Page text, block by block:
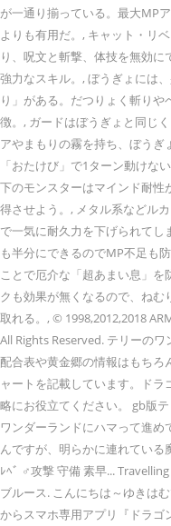
が一通り揃っている。最大MP
よりも有用だ。, キャット・リ
り、呪文と斬撃、体技を無効
強力なスキル。, ぼうぎょには
り」がある。だつりょく斬り
徴。, ガードはぼうぎょと同じ
アやまもりの霧を持ち、ぼう
「おたけび」で1ターン動けな
下のモンスターはマインド耐性
得させよう。, メタル系などル
で一気に耐久力を下げられて
も半分にできるのでMP不足も
ことで厄介な「超あまい息」を
クも効果が無くなるので、ね
取れる。, © 1998,2012,2018
All Rights Reserved. テリーのワ
配合表や黄金郷の情報はもちろ
ャートを記載しています。ド
略にお役立てください。 gb版
ワンダーランドにハマって進め
んですが、明らかに連れている
ﾚﾍﾞ ♂攻撃 守備 素早...
ブルース. こんにちは～ゆきは
からスマホ専用アプリ『ドラゴ